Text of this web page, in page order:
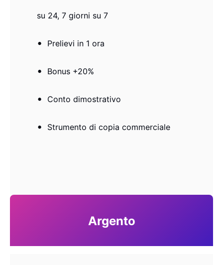
su 24, 7 giorni su 7
Prelievi in ​​1 ora
Bonus +20%
Conto dimostrativo
Strumento di copia commerciale
Argento